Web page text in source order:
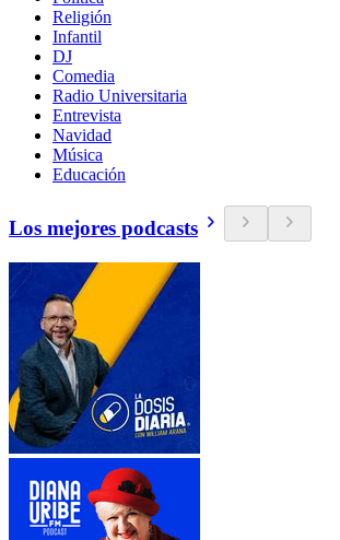
Religión
Infantil
DJ
Comedia
Radio Universitaria
Entrevista
Navidad
Música
Educación
Los mejores podcasts